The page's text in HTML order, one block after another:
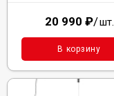
20 990 ₽/шт.
В корзину